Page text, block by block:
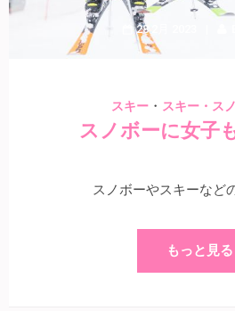
28 2月 2023
スキー ・ スキー・ス
スノボーに女子
スノボーやスキーなど
もっと見る